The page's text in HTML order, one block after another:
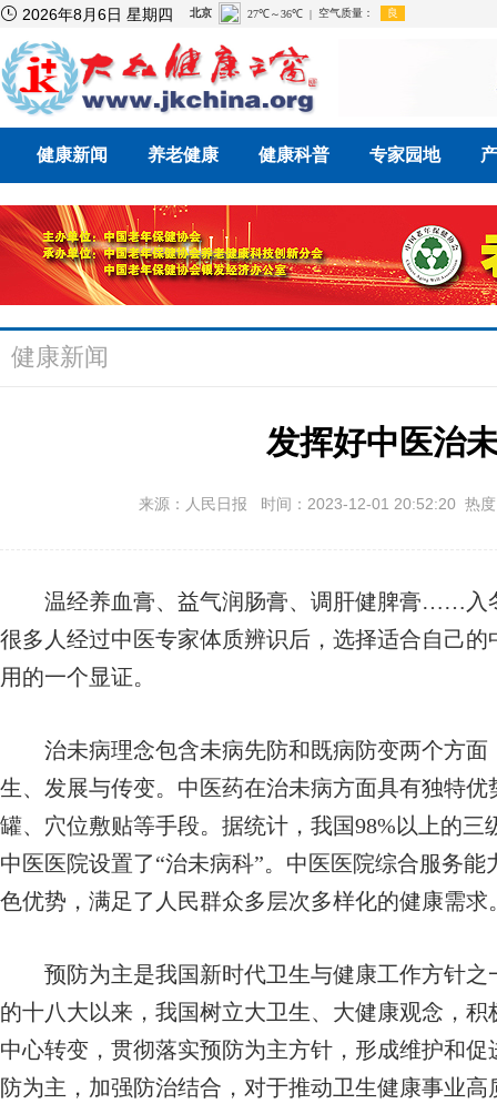
 2026年8月6日 星期四
健康新闻 养老健康 健康科普 专家园地
健康新闻
发挥好中医治
来源：人民日报 时间：2023-12-01 20:52:20 热
温经养血膏、益气润肠膏、调肝健脾膏……入
很多人经过中医专家体质辨识后，选择适合自己
用的一个显证。
治未病理念包含未病先防和既病防变两个方面
生、发展与传变。中医药在治未病方面具有独特
罐、穴位敷贴等手段。据统计，我国98%以上的
中医医院设置了“治未病科”。中医医院综合服务
色优势，满足了人民群众多层次多样化的健康需求
预防为主是我国新时代卫生与健康工作方针之
的十八大以来，我国树立大卫生、大健康观念，
中心转变，贯彻落实预防为主方针，形成维护和
防为主，加强防治结合，对于推动卫生健康事业